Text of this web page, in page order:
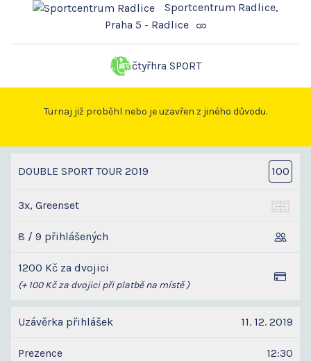
Sportcentrum Radlice,
Praha 5 - Radlice
čtyřhra SPORT
Turnaj již proběhl nebo je uzavřen z jiného důvodu.
DOUBLE SPORT TOUR 2019 100
3x, Greenset
8 / 9 přihlášených
1200 Kč za dvojici
(+ 100 Kč za dvojici při platbě na místě )
Uzávěrka přihlášek 11. 12. 2019
Prezence 12:30